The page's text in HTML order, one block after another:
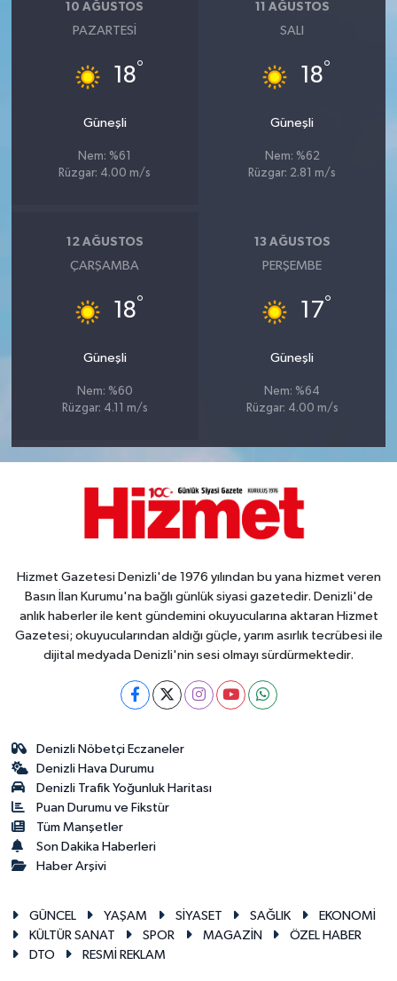
10 AĞUSTOS
PAZARTESI
18°
Güneşli
Nem: %61
Rüzgar: 4.00 m/s
11 AĞUSTOS
SALI
18°
Güneşli
Nem: %62
Rüzgar: 2.81 m/s
12 AĞUSTOS
ÇARŞAMBA
18°
Güneşli
Nem: %60
Rüzgar: 4.11 m/s
13 AĞUSTOS
PERŞEMBE
17°
Güneşli
Nem: %64
Rüzgar: 4.00 m/s
Hizmet Gazetesi Denizli'de 1976 yılından bu yana hizmet veren
Basın İlan Kurumu'na bağlı günlük siyasi gazetedir. Denizli'de
anlık haberler ile kent gündemini okuyucularına aktaran Hizmet
Gazetesi; okuyucularından aldığı güçle, yarım asırlık tecrübesi ile
dijital medyada Denizli'nin sesi olmayı sürdürmektedir.
Denizli Nöbetçi Eczaneler
Denizli Hava Durumu
Denizli Trafik Yoğunluk Haritası
Puan Durumu ve Fikstür
Tüm Manşetler
Son Dakika Haberleri
Haber Arşivi
GÜNCEL YAŞAM SİYASET SAĞLIK
EKONOMİ
KÜLTÜR SANAT
SPOR MAGAZİN
ÖZEL HABER
DTO
RESMİ REKLAM